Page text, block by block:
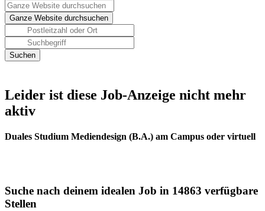
Leider ist diese Job-Anzeige nicht mehr
aktiv
Duales Studium Mediendesign (B.A.) am Campus oder virtuell
Suche nach deinem idealen Job in 14863 verfügbare
Stellen